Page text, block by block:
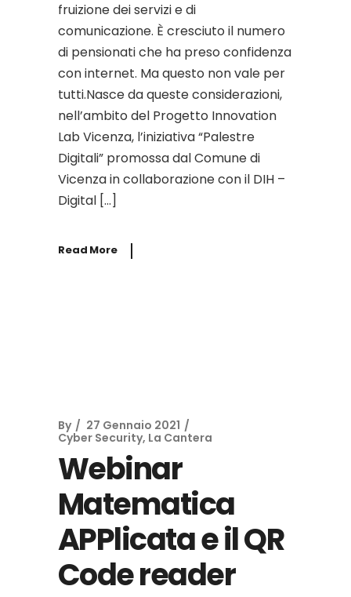
fruizione dei servizi e di
comunicazione. È cresciuto il numero
di pensionati che ha preso confidenza
con internet. Ma questo non vale per
tutti.Nasce da queste considerazioni,
nell’ambito del Progetto Innovation
Lab Vicenza, l’iniziativa “Palestre
Digitali” promossa dal Comune di
Vicenza in collaborazione con il DIH –
Digital […]
Read More
By
27 Gennaio 2021
Cyber Security, La Cantera
Webinar
Matematica
APPlicata e il QR
Code reader